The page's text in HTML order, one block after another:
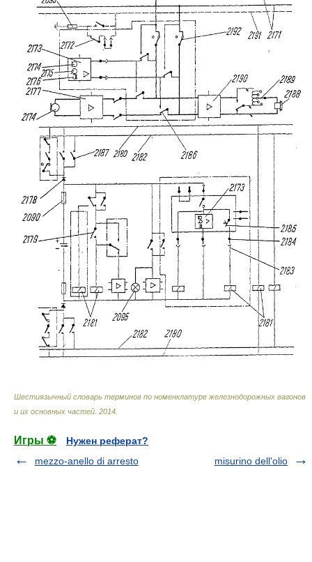
Шестиязычный словарь терминов по номенклатуре железнодорожных вагонов
и их основных частей 2014
Игры ⚽
Нужен реферат?
mezzo-anello di arresto
misurino dell'olio